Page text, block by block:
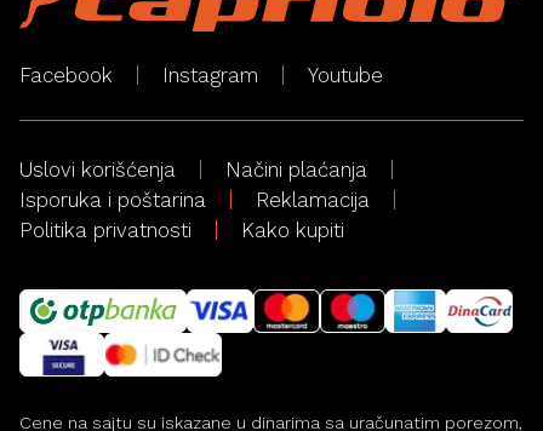
Facebook Instagram Youtube
Uslovi korišćenja
Načini plaćanja
Isporuka i poštarina
Reklamacija
Politika privatnosti
Kako kupiti
Cene na sajtu su iskazane u dinarima sa uračunatim porezom,